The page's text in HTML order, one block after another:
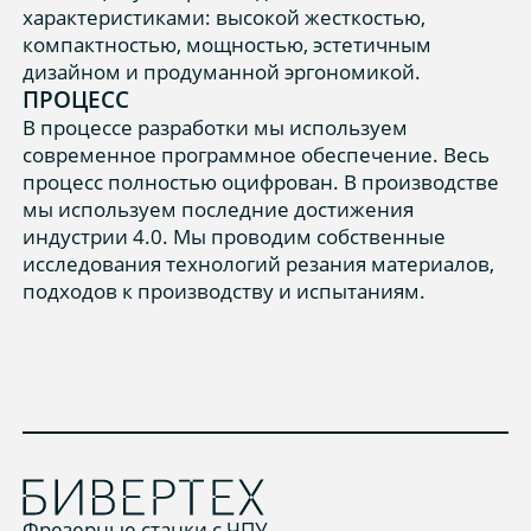
характеристиками: высокой жесткостью,
компактностью, мощностью, эстетичным
дизайном и продуманной эргономикой.
ПРОЦЕСС
В процессе разработки мы используем
современное программное обеспечение. Весь
процесс полностью оцифрован. В производстве
мы используем последние достижения
индустрии 4.0. Мы проводим собственные
исследования технологий резания материалов,
подходов к производству и испытаниям.